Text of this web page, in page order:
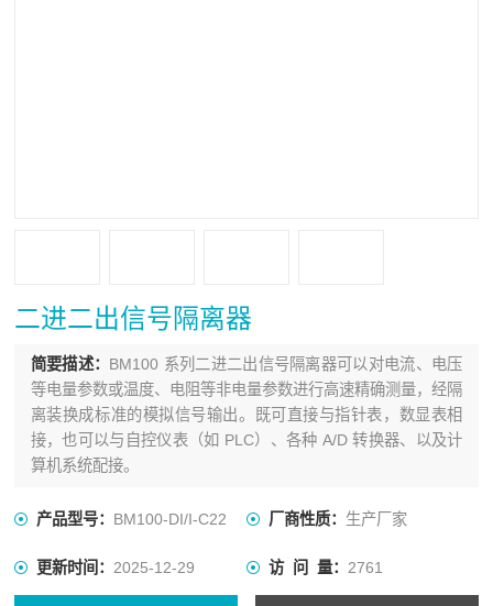
二进二出信号隔离器
简要描述： BM100 系列二进二出信号隔离器可以对电流、电压
等电量参数或温度、电阻等非电量参数进行高速精确测量，经隔
离装换成标准的模拟信号输出。既可直接与指针表，数显表相
接，也可以与自控仪表（如 PLC）、各种 A/D 转换器、以及计
算机系统配接。
产品型号： BM100-DI/I-C22 厂商性质： 生产厂家
更新时间：2025-12-29 访 问 量： 2761